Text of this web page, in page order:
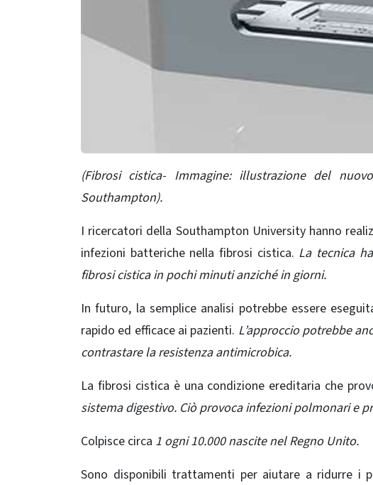
(Fibrosi cistica- Immagine: illustrazione del
Southampton).
I ricercatori della Southampton University hanno
infezioni batteriche nella fibrosi cistica. La tecnica
fibrosi cistica in pochi minuti anziché in giorni.
In futuro, la semplice analisi potrebbe essere
rapido ed efficace ai pazienti. L’approccio potrebbe
contrastare la resistenza antimicrobica.
La fibrosi cistica è una condizione ereditaria che
sistema digestivo. Ciò provoca infezioni polmonari e
Colpisce circa 1 ogni 10.000 nascite nel Regno Unito.
Sono disponibili trattamenti per aiutare a ridurre i